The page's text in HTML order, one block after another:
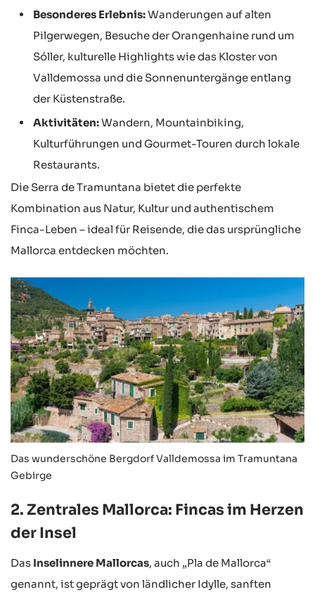
Besonderes Erlebnis:Wanderungen auf alten
Pilgerwegen, Besuche der Orangenhaine rund um
Sóller, kulturelle Highlights wie das Kloster von
Valldemossa und die Sonnenuntergänge entlang
der Küstenstraße.
Aktivitäten:Wandern, Mountainbiking,
Kulturführungen und Gourmet-Touren durch lokale
Restaurants.
Die Serra de Tramuntana bietet die perfekte
Kombination aus Natur, Kultur und authentischem
Finca-Leben – ideal für Reisende, die das ursprüngliche
Mallorca entdecken möchten.
Das wunderschöne Bergdorf Valldemossa im Tramuntana
Gebirge
2. Zentrales Mallorca: Fincas im Herzen
der Insel
Das Inselinnere Mallorcas, auch „Pla de Mallorca“
genannt, ist geprägt von ländlicher Idylle, sanften